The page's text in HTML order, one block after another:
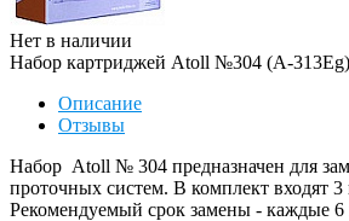
Нет в наличии
Набор картриджей Atoll №304 (А-313Eg)
Описание
Отзывы
Набор Atoll № 304 предназначен для
проточных систем. В комплект входят 3
Рекомендуемый срок замены - каждые 6